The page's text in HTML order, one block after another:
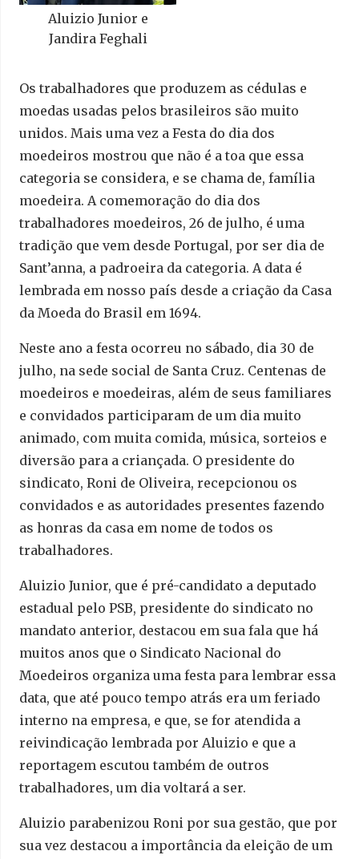
Aluizio Junior e
Jandira Feghali
Os trabalhadores que produzem as cédulas e
moedas usadas pelos brasileiros são muito
unidos. Mais uma vez a Festa do dia dos
moedeiros mostrou que não é a toa que essa
categoria se considera, e se chama de, família
moedeira. A comemoração do dia dos
trabalhadores moedeiros, 26 de julho, é uma
tradição que vem desde Portugal, por ser dia de
Sant’anna, a padroeira da categoria. A data é
lembrada em nosso país desde a criação da Casa
da Moeda do Brasil em 1694.
Neste ano a festa ocorreu no sábado, dia 30 de
julho, na sede social de Santa Cruz. Centenas de
moedeiros e moedeiras, além de seus familiares
e convidados participaram de um dia muito
animado, com muita comida, música, sorteios e
diversão para a criançada. O presidente do
sindicato, Roni de Oliveira, recepcionou os
convidados e as autoridades presentes fazendo
as honras da casa em nome de todos os
trabalhadores.
Aluizio Junior, que é pré-candidato a deputado
estadual pelo PSB, presidente do sindicato no
mandato anterior, destacou em sua fala que há
muitos anos que o Sindicato Nacional do
Moedeiros organiza uma festa para lembrar essa
data, que até pouco tempo atrás era um feriado
interno na empresa, e que, se for atendida a
reivindicação lembrada por Aluizio e que a
reportagem escutou também de outros
trabalhadores, um dia voltará a ser.
Aluizio parabenizou Roni por sua gestão, que por
sua vez destacou a importância da eleição de um